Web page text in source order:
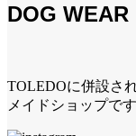
DOG WEAR
TOLEDOに併設さ
メイドショップです